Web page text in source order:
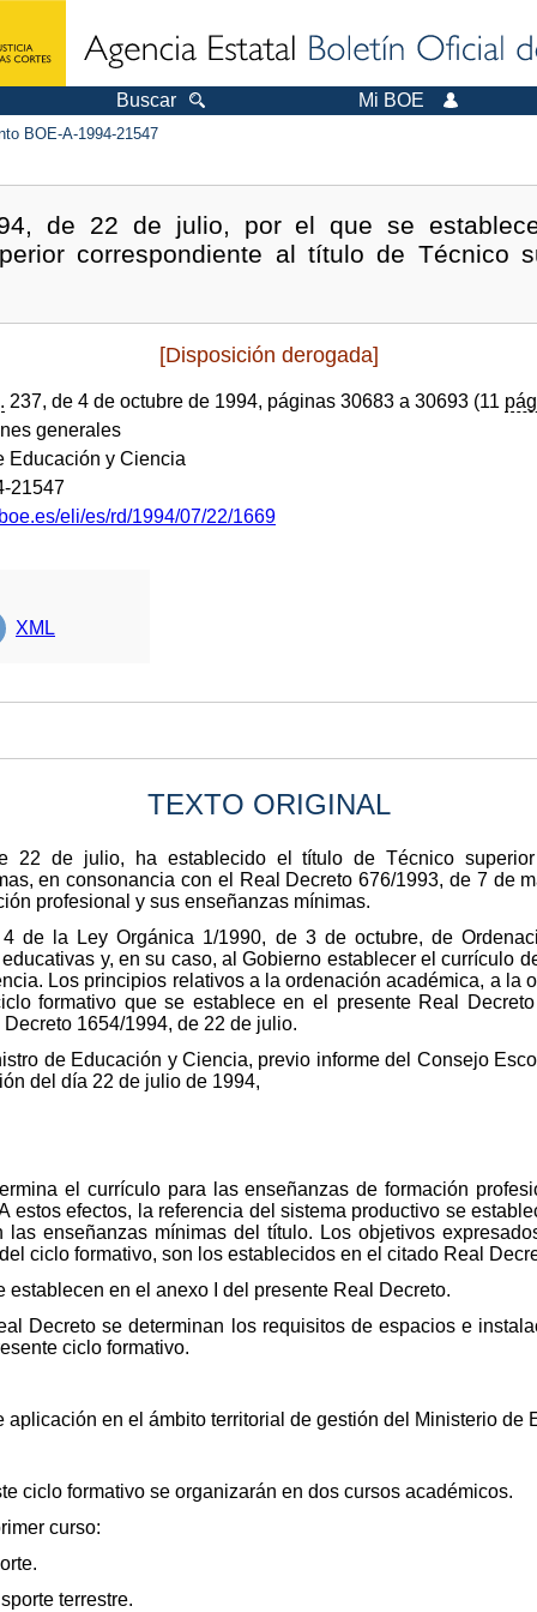
Buscar Mi BOE
BOE-A-1994-21547
de 22 de julio, por el que se
correspondiente al título de Técnico
[Disposición derogada]
237, de 4 de octubre de 1994, páginas 30683 a 30693 (11
generales
Educación y Ciencia
21547
eli/es/rd/1994/07/22/1669
XML
TEXTO ORIGINAL
22 de julio, ha establecido el título de Técnico
en consonancia con el Real Decreto 676/1993, de 7 de
profesional y sus enseñanzas mínimas.
de la Ley Orgánica 1/1990, de 3 de octubre, de
y, en su caso, al Gobierno establecer el currículo
Los principios relativos a la ordenación académica, a la
formativo que se establece en el presente Real
1654/1994, de 22 de julio.
de Educación y Ciencia, previo informe del Consejo
del día 22 de julio de 1994,
el currículo para las enseñanzas de formación
estos efectos, la referencia del sistema productivo se
enseñanzas mínimas del título. Los objetivos
ciclo formativo, son los establecidos en el citado Real
establecen en el anexo I del presente Real Decreto.
Decreto se determinan los requisitos de espacios e
ciclo formativo.
aplicación en el ámbito territorial de gestión del Ministerio de
ciclo formativo se organizarán en dos cursos académicos.
curso:
terrestre.